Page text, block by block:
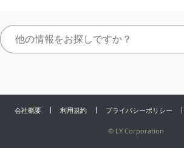
会社概要 利用規約 プライバシーポリシー
© LY Corporation